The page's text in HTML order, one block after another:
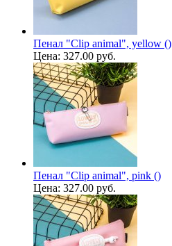
Пенал "Clip animal", yellow ()
Цена: 327.00 руб.
Пенал "Clip animal", pink ()
Цена: 327.00 руб.